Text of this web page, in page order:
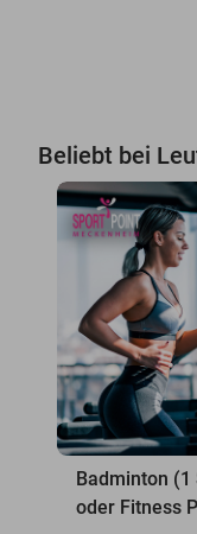
Beliebt bei
Badminton (1
oder Fitness